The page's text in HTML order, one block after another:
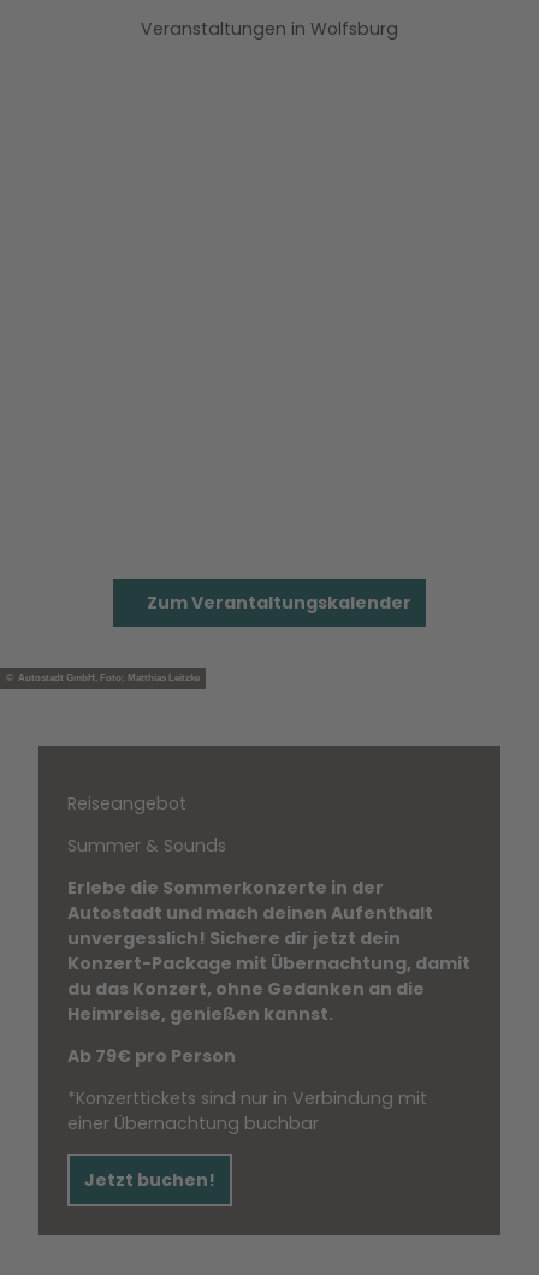
Veranstaltungen in Wolfsburg
Zum Verantaltungskalender
© Autostadt GmbH, Foto: Matthias Leitzke
Reiseangebot
Summer & Sounds
Erlebe die Sommerkonzerte in der
Autostadt und mach deinen Aufenthalt
unvergesslich! Sichere dir jetzt dein
Konzert-Package mit Übernachtung, damit
du das Konzert, ohne Gedanken an die
Heimreise, genießen kannst.
Ab 79€ pro Person
*Konzerttickets sind nur in Verbindung mit
einer Übernachtung buchbar
Jetzt buchen!